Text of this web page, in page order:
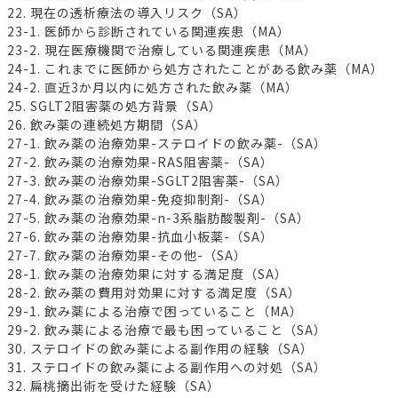
22. 現在の透析療法の導入リスク（SA）
23-1. 医師から診断されている関連疾患（MA）
23-2. 現在医療機関で治療している関連疾患（MA）
24-1. これまでに医師から処方されたことがある飲み薬（MA）
24-2. 直近3か月以内に処方された飲み薬（MA）
25. SGLT2阻害薬の処方背景（SA）
26. 飲み薬の連続処方期間（SA）
27-1. 飲み薬の治療効果-ステロイドの飲み薬-（SA）
27-2. 飲み薬の治療効果-RAS阻害薬-（SA）
27-3. 飲み薬の治療効果-SGLT2阻害薬-（SA）
27-4. 飲み薬の治療効果-免疫抑制剤-（SA）
27-5. 飲み薬の治療効果-n-3系脂肪酸製剤-（SA）
27-6. 飲み薬の治療効果-抗血小板薬-（SA）
27-7. 飲み薬の治療効果-その他-（SA）
28-1. 飲み薬の治療効果に対する満足度（SA）
28-2. 飲み薬の費用対効果に対する満足度（SA）
29-1. 飲み薬による治療で困っていること（MA）
29-2. 飲み薬による治療で最も困っていること（SA）
30. ステロイドの飲み薬による副作用の経験（SA）
31. ステロイドの飲み薬による副作用への対処（SA）
32. 扁桃摘出術を受けた経験（SA）